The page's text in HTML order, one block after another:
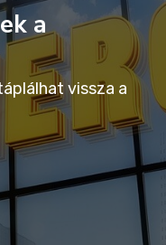
a
vissza a